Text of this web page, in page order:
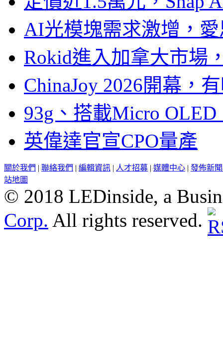
AI光模塊需求激增，
Rokid進入加拿大市場
ChinaJoy 2026開幕，
93g、搭載Micro
英偉達官宣CPO量產
關於我們 | 聯絡我們 | 編輯資訊 | 人才招募 | 媒體中心 | 發佈新
站地圖
© 2018 LEDinside, a
Corp. All rights reserved.